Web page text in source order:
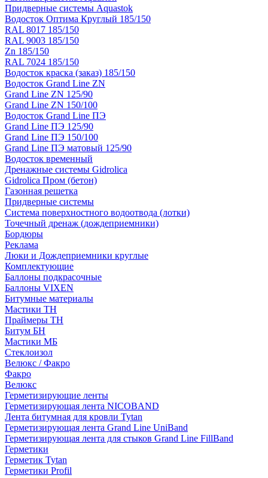
Придверные системы Aquastok
Водосток Оптима Круглый 185/150
RAL 8017 185/150
RAL 9003 185/150
Zn 185/150
RAL 7024 185/150
Водосток краска (заказ) 185/150
Водосток Grand Line ZN
Grand Line ZN 125/90
Grand Line ZN 150/100
Водосток Grand Line ПЭ
Grand Line ПЭ 125/90
Grand Line ПЭ 150/100
Grand Line ПЭ матовый 125/90
Водосток временный
Дренажные системы Gidrolica
Gidrolica Пром (бетон)
Газонная решетка
Придверные системы
Система поверхностного водоотвода (лотки)
Точечный дренаж (дождеприемники)
Бордюры
Рекламa
Люки и Дождеприемники круглые
Комплектующие
Баллоны подкрасочные
Баллоны VIXEN
Битумные материалы
Мастики ТН
Праймеры ТН
Битум БН
Мастики МБ
Стеклоизол
Велюкс / Факро
Факро
Велюкс
Герметизирующие ленты
Герметизирующая лента NICOBAND
Лента битумная для кровли Tytan
Герметизирующая лента Grand Line UniBand
Герметизирующая лента для стыков Grand Line FillBand
Герметики
Герметик Tytan
Герметики Profil